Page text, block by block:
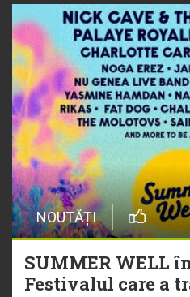
NOUTĂȚI
SUMMER WELL
Festivalul care a